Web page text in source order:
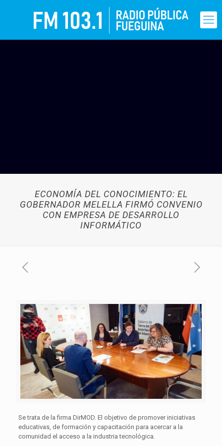
ECONOMÍA DEL CONOCIMIENTO: EL
GOBERNADOR MELELLA FIRMÓ CONVENIO
CON EMPRESA DE DESARROLLO
INFORMÁTICO
Se trata de la firma DirMOD. El objetivo de promover iniciativas
educativas, de formación y capacitación para acercar a la
comunidad el acceso a la industria tecnológica.